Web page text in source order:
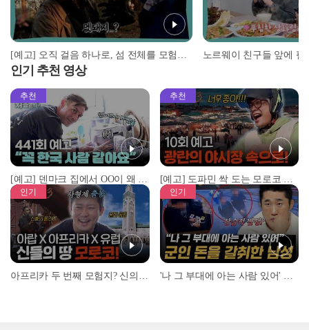
[예고] 오직 걸음 하나로, 섬 전체를 모험하다! 근데 이제 지친 제작진을 곁들인... l #어서와한국은처음이지 l #MBCevery1 l EP.382
인기 추천 영상
추천
[예고] 덴마크 집에서 OO이 왜 나와...? 이상할 정도로 한국을 사랑하는 우리 형을 제보합니다!
추천
[예고] 도파민 싹 도는 모로코 야시장 투어!
인기 인기